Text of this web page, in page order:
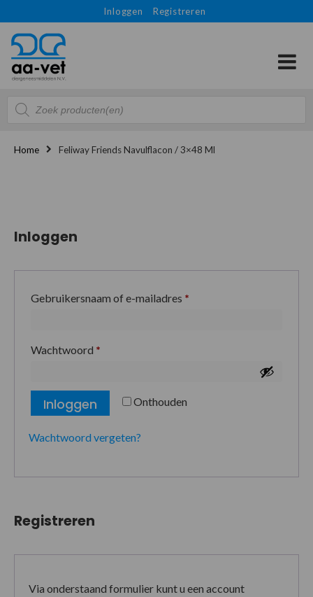
Inloggen Registreren
Producten
zoeken
Home Feliway Friends Navulflacon / 3×48 Ml
Inloggen
Gebruikersnaam of e-mailadres *
Wachtwoord *
Onthouden
Inloggen
Wachtwoord vergeten?
Registreren
Via onderstaand formulier kunt u een account